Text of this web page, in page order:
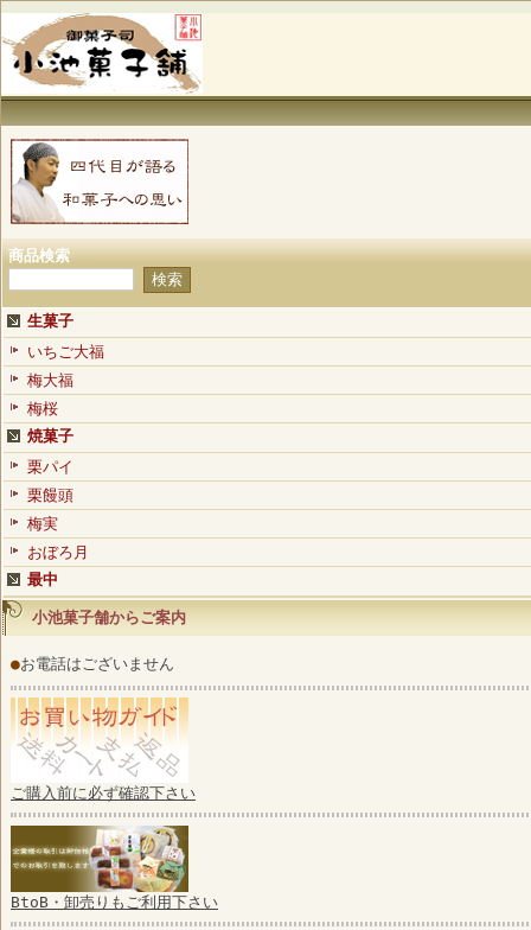
商品検索
生菓子
いちご大福
梅大福
梅桜
焼菓子
栗パイ
栗饅頭
梅実
おぼろ月
最中
小池菓子舗からご案内
●お電話はございません
ご購入前に必ず確認下さい
BtoB・卸売りもご利用下さい